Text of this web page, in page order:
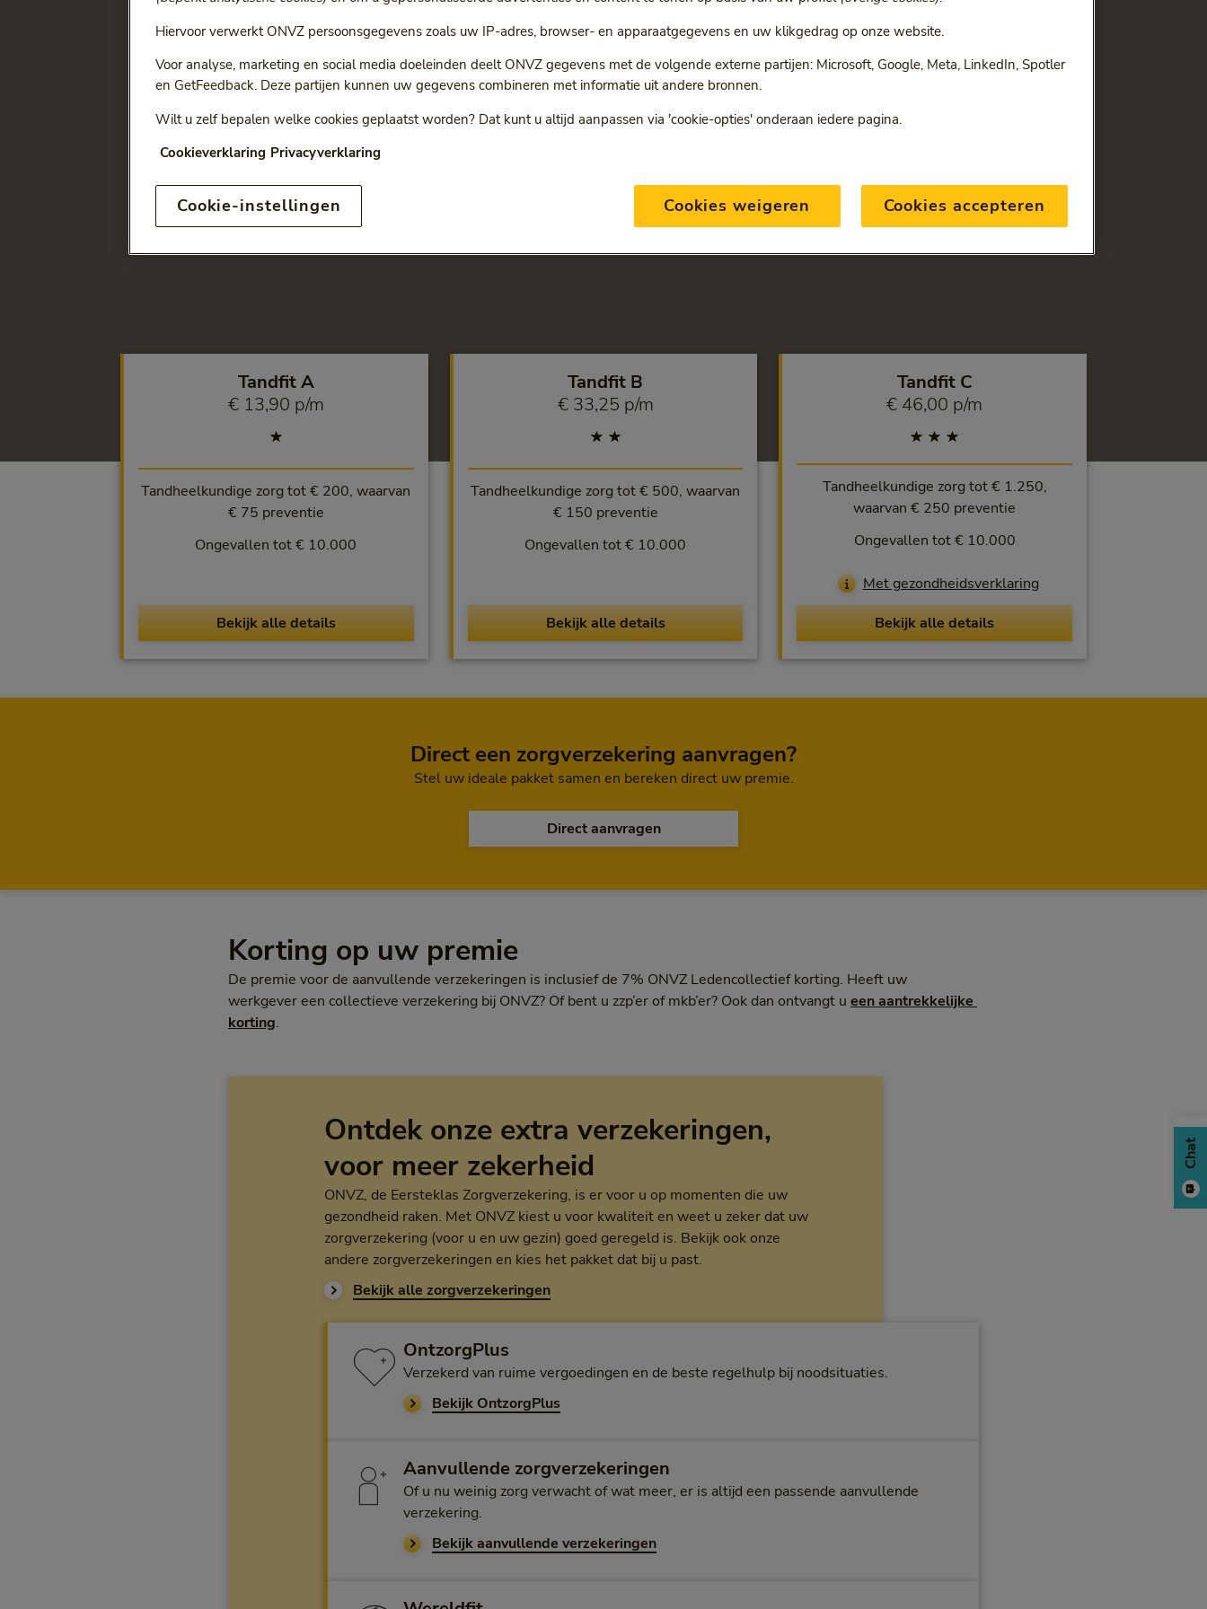
Bent u op zoek naar een eersteklas tandverzekering voor 18 jaar en ouder? Dan zit u goed bij ONVZ. Onze
aanvullende tandverzekeringen vergoeden uw tandartsbezoek en behandelingen door een mondhygiënist tot het
maximumbedrag dat past bij de aanvullende verzekering. Ontdek al onze ONVZ Vrije Keuze tandverzekeringen
Tandfit A
€ 13,90 per maand
€ 13,90 p/m
Tandheelkundige zorg tot € 200, waarvan
€ 75 preventie
Ongevallen tot € 10.000
Bekijk alle details
Tandfit B
€ 33,25 per maand
€ 33,25 p/m
Tandheelkundige zorg tot € 500, waarvan
€ 150 preventie
Ongevallen tot € 10.000
Bekijk alle details
Tandfit C
€ 46,00 per maand
€ 46,00 p/m
Tandheelkundige zorg tot € 1.250,
waarvan € 250 preventie
Ongevallen tot € 10.000
Met gezondheidsverklaring
Bekijk alle details
Direct een zorgverzekering aanvragen?
Stel uw ideale pakket samen en bereken direct uw premie.
Direct aanvragen
Korting op uw premie
De premie voor de aanvullende verzekeringen is inclusief de 7% ONVZ Ledencollectief korting. Heeft uw
werkgever een collectieve verzekering bij ONVZ? Of bent u zzp’er of mkb’er? Ook dan ontvangt u een aantrekkelijke
korting.
Ontdek onze extra verzekeringen,
voor meer zekerheid
ONVZ, de Eersteklas Zorgverzekering, is er voor u op momenten die uw
gezondheid raken. Met ONVZ kiest u voor kwaliteit en weet u zeker dat uw
zorgverzekering (voor u en uw gezin) goed geregeld is. Bekijk ook onze
andere zorgverzekeringen en kies het pakket dat bij u past.
Bekijk alle zorgverzekeringen
OntzorgPlus
Verzekerd van ruime vergoedingen en de beste regelhulp bij noodsituaties.
Bekijk OntzorgPlus
Aanvullende zorgverzekeringen
Of u nu weinig zorg verwacht of wat meer, er is altijd een passende aanvullende
verzekering.
Bekijk aanvullende verzekeringen
Chat
Hiervoor verwerkt ONVZ persoonsgegevens zoals uw IP-adres, browser- en apparaatgegevens en uw klikgedrag op onze website.
Voor analyse, marketing en social media doeleinden deelt ONVZ gegevens met de volgende externe partijen: Microsoft, Google, Meta, LinkedIn, Spotler
en GetFeedback. Deze partijen kunnen uw gegevens combineren met informatie uit andere bronnen.
Wilt u zelf bepalen welke cookies geplaatst worden? Dat kunt u altijd aanpassen via 'cookie-opties' onderaan iedere pagina.
Cookieverklaring Privacyverklaring
Cookie-instellingen Cookies weigeren Cookies accepteren